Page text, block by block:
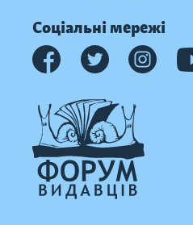
Соціальні мережі